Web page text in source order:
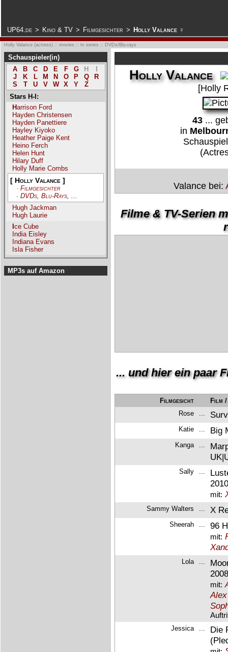
UP64.de > Kino & TV > Filmgesichter > Holly Valance ♀
Holly Valance (actress) :: movies :: tv series :: DVDs/Blu-rays
Schauspieler(in)
A
B C D E F G H
J
K L M N O P Q
R
S
T U V W X Y
Z
Stars H-I:
Harrison Ford
Hayden Christensen
Hayden Panettiere
Hayley Kiyoko
Heather Paige Kent
Heino Ferch
Helen Hunt
Hilary Duff
Holly Marie Combs
[ Holly Valance ]
· Filmgesichter
· DVDs, Blu-Rays, ...
Hugh Jackman
Hugh Laurie
Ice Cube
India Eisley
Indiana Evans
Isla Fisher
MP3s auf Amazon
Holly Valance
[Holly
43...
in
Valance bei:
Filme & TV-Serien
... und hier ein paar
Filmgesicht
Film
Rose
Katie Big
Kanga
Sally
mit:
Sammy Walters X
Sheerah 96
mit:
Lola
mit:
Jessica
Die